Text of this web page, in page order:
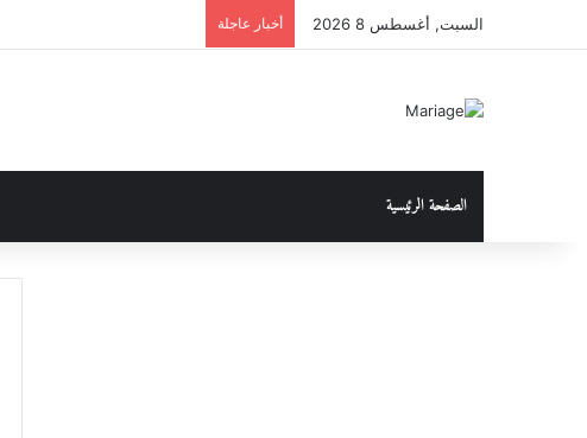
السبت, أغسطس 8 2026 أخبار عاجلة
الصفحة الرئيسية